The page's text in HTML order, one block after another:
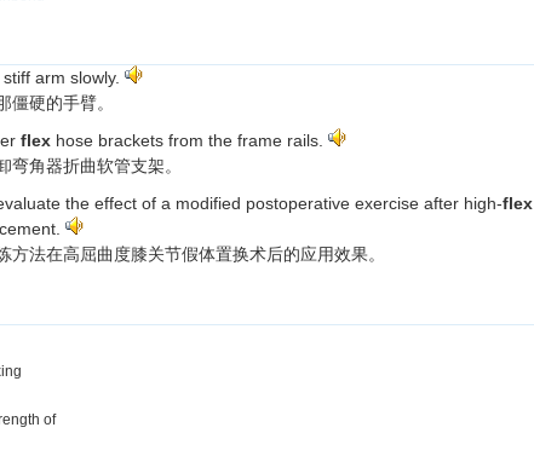
arm slowly.
僵硬的手臂。
flex hose brackets from the frame rails.
弯角器折曲软管支架。
the effect of a modified postoperative exercise after high-flex
方法在高屈曲度膝关节假体置换术后的应用效果。
of